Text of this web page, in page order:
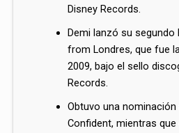
Disney Records.
Demi lanzó su segundo
from Londres, que fue
2009, bajo el sello
Records.
Obtuvo una
Confident, mientras que